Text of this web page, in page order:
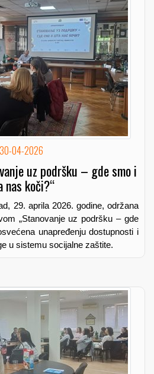
30-04-2026
uz podršku – gde smo i
nas koči?“
29. aprila 2026. godine, održana
„Stanovanje uz podršku – gde
unapređenju dostupnosti i
u sistemu socijalne zaštite.